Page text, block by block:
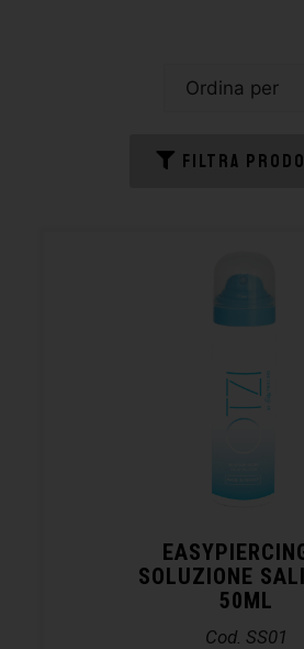
FILTRA
SOLUZIONE
50ML
Cod. SS01